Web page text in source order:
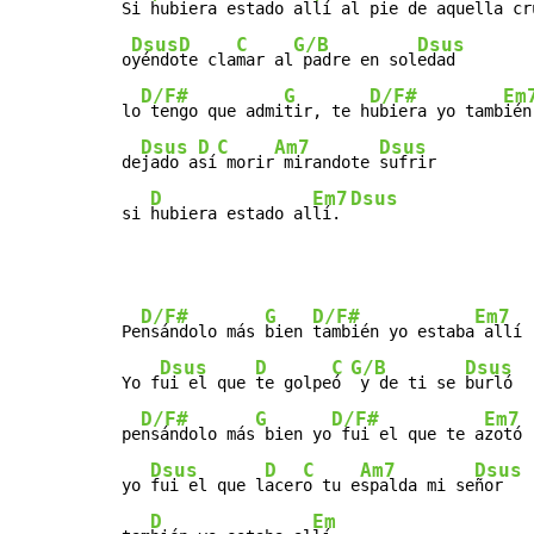
Si hubiera estado allí al pie de aquella
o
Dsus
yéndo
D
te cla
C
mar al
G/B
padre en sol
Dsus
edad
lo
D/F#
tengo que admi
G
tir, te h
D/F#
ubiera yo también
de
Dsus
jado a
D
sí
C
morir
Am7
mirandote
Dsus
sufrir
si
D
hubiera estado al
Em7
lí.
Dsus
Pe
D/F#
nsándolo más
G
bien
D/F#
también yo estaba
Em7
allí
Yo f
Dsus
ui el que
D
te golpe
C
ó
G/B
y de ti se
Dsus
burló
pe
D/F#
nsándolo más
G
bien yo
D/F#
fui el que te a
Em7
zotó
yo
Dsus
fui el que l
D
acer
C
o tu e
Am7
spalda mi se
Dsus
ñor
D Em